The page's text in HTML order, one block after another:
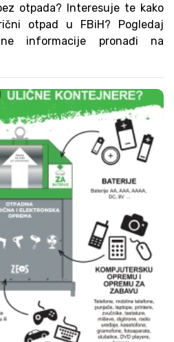
otpada? Interesuje te kako
otpad u FBiH? Pogledaj
informacije pronađi na